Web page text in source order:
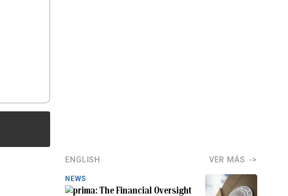
ENGLISH VER MÁS
NEWS
The Financial Oversight